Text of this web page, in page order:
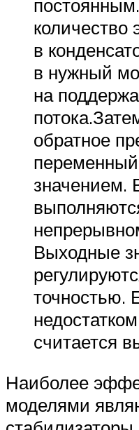
количество
в
в нужный
на
обратное
значением.
Выходные
точностью.
считается
Наиболее
моделями